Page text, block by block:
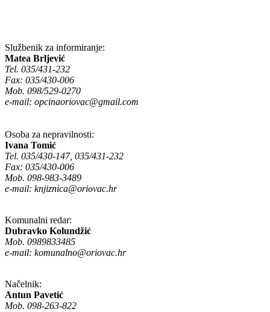
Službenik za informiranje:
Matea Brljević
Tel. 035/431-232
Fax: 035/430-006
Mob. 098/529-0270
e-mail: opcinaoriovac@gmail.com
Osoba za nepravilnosti:
Ivana Tomić
Tel. 035/430-147, 035/431-232
Fax: 035/430-006
Mob. 098-983-3489
e-mail: knjiznica@oriovac.hr
Komunalni redar:
Dubravko Kolundžić
Mob. 0989833485
e-mail: komunalno@oriovac.hr
Načelnik:
Antun Pavetić
Mob. 098-263-822